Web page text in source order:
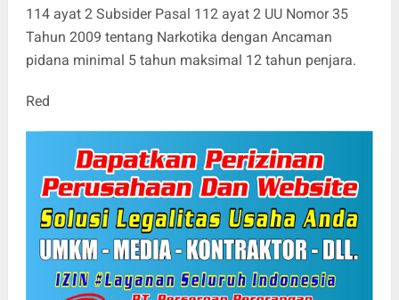
114 ayat 2 Subsider Pasal 112 ayat 2 UU Nomor 35
Tahun 2009 tentang Narkotika dengan Ancaman
pidana minimal 5 tahun maksimal 12 tahun penjara.
Red